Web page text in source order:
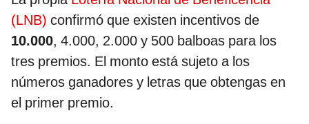
(LNB) confirmó que existen incentivos de
10.000, 4.000, 2.000 y 500 balboas para los
tres premios. El monto está sujeto a los
números ganadores y letras que obtengas en
el primer premio.